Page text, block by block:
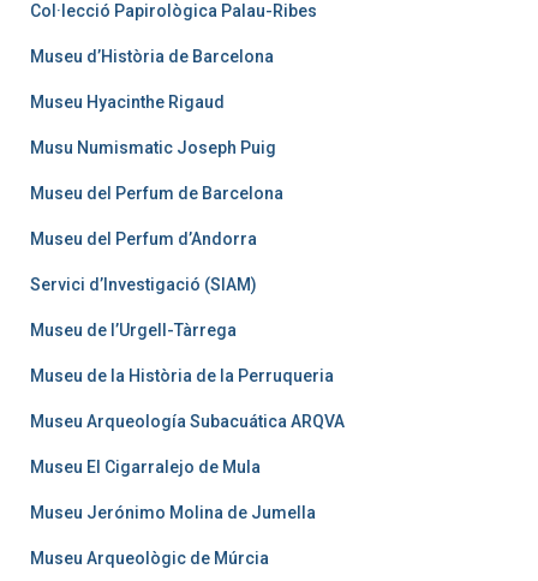
Col·lecció Papirològica Palau-Ribes
Museu d’Història de Barcelona
Museu Hyacinthe Rigaud
Musu Numismatic Joseph Puig
Museu del Perfum de Barcelona
Museu del Perfum d’Andorra
Servici d’Investigació (SIAM)
Museu de l’Urgell-Tàrrega
Museu de la Història de la Perruqueria
Museu Arqueología Subacuática ARQVA
Museu El Cigarralejo de Mula
Museu Jerónimo Molina de Jumella
Museu Arqueològic de Múrcia